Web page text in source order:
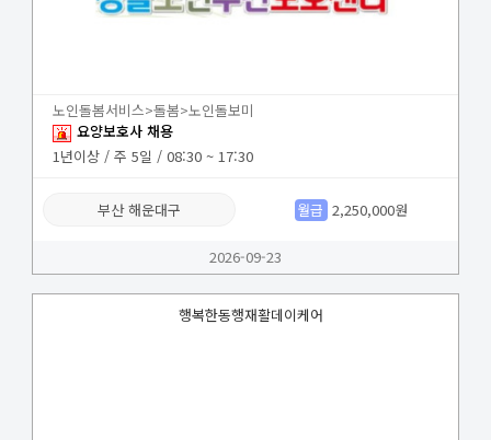
노인돌봄서비스>돌봄>노인돌보미
요양보호사 채용
1년이상 / 주 5일 / 08:30 ~ 17:30
부산 해운대구 월급 2,250,000원
2026-09-23
행복한동행재활데이케어